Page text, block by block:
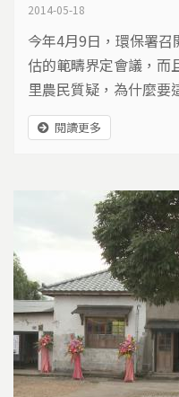
2014-05-18
今年4月9日，環保署
估的範疇界定會議，而
里農民質疑，為什麼要
並非沒有前例，不過同
響評估，不僅在台灣環
閱讀更多